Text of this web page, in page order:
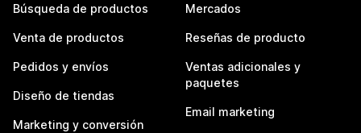
Búsqueda de productos
Venta de productos
Pedidos y envíos
Diseño de tiendas
Marketing y conversión
Mercados
Reseñas de producto
Ventas adicionales y
paquetes
Email marketing